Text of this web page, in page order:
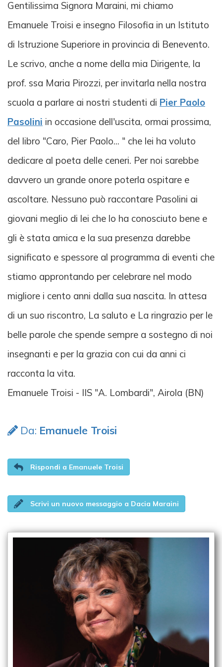
Gentilissima Signora Maraini, mi chiamo
Emanuele Troisi e insegno Filosofia in un Istituto
di Istruzione Superiore in provincia di Benevento.
Le scrivo, anche a nome della mia Dirigente, la
prof. ssa Maria Pirozzi, per invitarla nella nostra
scuola a parlare ai nostri studenti di Pier Paolo
Pasolini in occasione dell'uscita, ormai prossima,
del libro "Caro, Pier Paolo... " che lei ha voluto
dedicare al poeta delle ceneri. Per noi sarebbe
davvero un grande onore poterla ospitare e
ascoltare. Nessuno può raccontare Pasolini ai
giovani meglio di lei che lo ha conosciuto bene e
gli è stata amica e la sua presenza darebbe
significato e spessore al programma di eventi che
stiamo approntando per celebrare nel modo
migliore i cento anni dalla sua nascita. In attesa
di un suo riscontro, La saluto e La ringrazio per le
belle parole che spende sempre a sostegno di noi
insegnanti e per la grazia con cui da anni ci
racconta la vita.
Emanuele Troisi - IIS "A. Lombardi", Airola (BN)
Da: Emanuele Troisi
Rispondi a Emanuele Troisi
Scrivi un nuovo messaggio a Dacia Maraini